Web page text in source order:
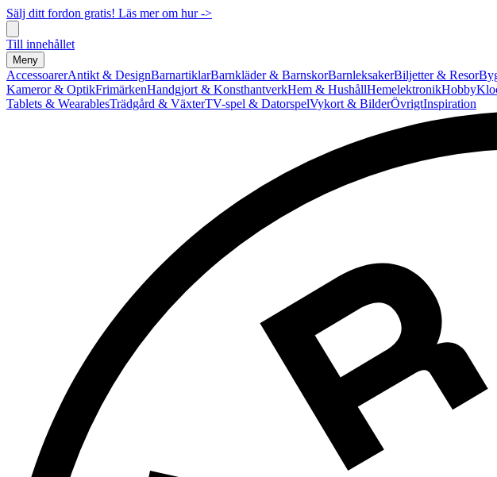
Sälj ditt fordon gratis! Läs mer om hur ->
Till innehållet
Meny
AccessoarerAntikt & DesignBarnartiklarBarnkläder & BarnskorBarnleksakerBiljetter & Resor
Kameror & OptikFrimärkenHandgjort & KonsthantverkHem & HushållHemelektronikHobby
Tablets & WearablesTrädgård & VäxterTV-spel & DatorspelVykort & BilderÖvrigtInspiration